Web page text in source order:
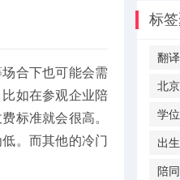
合下也可能会需
如在参观企业陪
标准就会很高。
。而其他的冷门
标
翻
准
北
学
出
译
陪